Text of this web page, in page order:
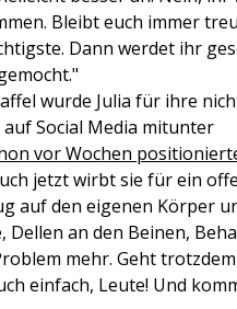
Bleibt euch immer
Dann werdet ihr
wurde Julia für ihre
Social Media mitunter
vor Wochen
jetzt wirbt sie für ein
auf den eigenen Körper
Dellen an den Beinen,
mehr. Geht
einfach, Leute! Und